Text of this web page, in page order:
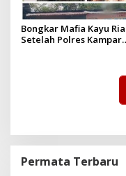
Bongkar Mafia Kayu
Setelah Polres Kampar
Hapus Berita Kian
Permata Terbaru